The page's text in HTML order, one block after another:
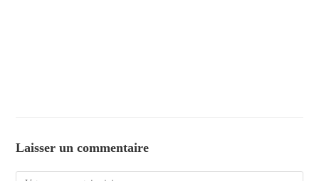
Laisser un commentaire